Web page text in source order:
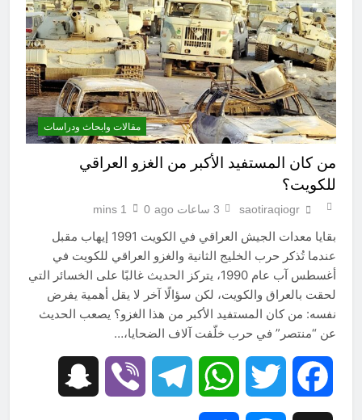
مقالات وابحاث ودراسات
من كان المستفيد الأكبر من الغزو العراقي
للكويت؟
saotiraqiogr 3 ساعات ago 0
1 mins
بقايا معدات الجيش العراقي في الكويت 1991 إيهاب مقبل
عندما تُذكر حرب الخليج الثانية والغزو العراقي للكويت في
أغسطس آب عام 1990، يتركز الحديث غالبًا على الخسائر التي
لحقت بالعراق والكويت، لكن سؤالًا آخر لا يقل أهمية يفرض
نفسه: من كان المستفيد الأكبر من هذا الغزو؟ يصعب الحديث
عن “منتصر” في حرب خلّفت آلاف الضحايا،…
Facebook
Twitter
WhatsApp
Telegram
Viber